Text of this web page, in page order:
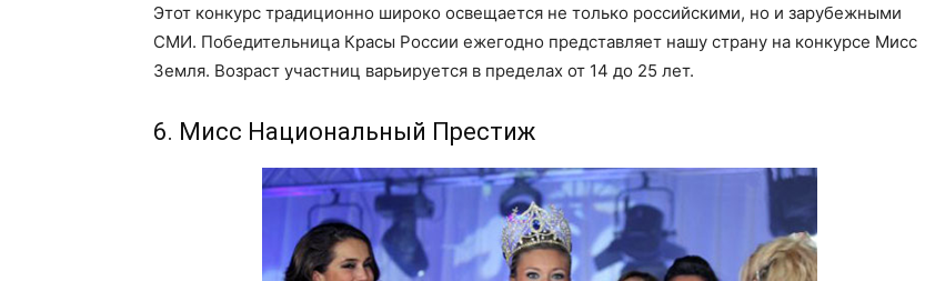
Этот конкурс традиционно широко освещается не только российскими, но и зарубежными
СМИ. Победительница Красы России ежегодно представляет нашу страну на конкурсе Мисс
Земля. Возраст участниц варьируется в пределах от 14 до 25 лет.
6. Мисс Национальный Престиж